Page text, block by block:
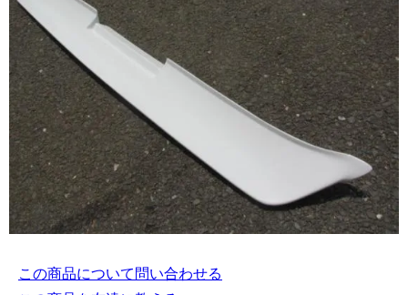
この商品について問い合わせる